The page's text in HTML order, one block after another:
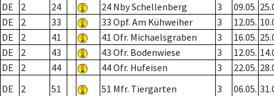
DE
2 24 24 Nby Schellenberg 3 09.05.
DE
2 33 33 Opf. Am Kühweiher 3 12.05.
DE
2 41 41 Ofr. Michaelsgraben 3 16.05.
DE
2 43 43 Ofr. Bodenwiese 3 12.05.
DE
2 44 44 Ofr. Hufeisen 3 22.05.
DE
2 51 51 Mfr. Tiergarten 3 06.05.